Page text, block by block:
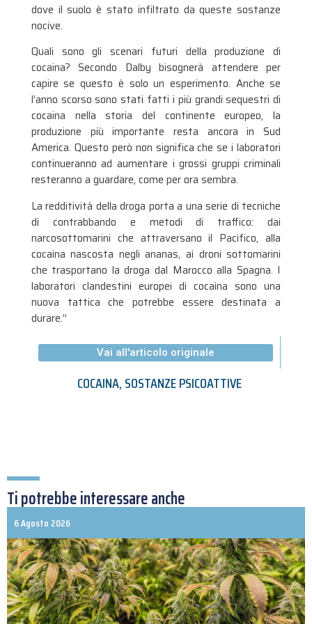
dove il suolo è stato infiltrato da queste sostanze
nocive.
Quali sono gli scenari futuri della produzione di
cocaina? Secondo Dalby bisognerà attendere per
capire se questo è solo un esperimento. Anche se
l’anno scorso sono stati fatti i più grandi sequestri di
cocaina nella storia del continente europeo, la
produzione più importante resta ancora in Sud
America. Questo però non significa che se i laboratori
continueranno ad aumentare i grossi gruppi criminali
resteranno a guardare, come per ora sembra.
La redditività della droga porta a una serie di tecniche
di contrabbando e metodi di traffico: dai
narcosottomarini che attraversano il Pacifico, alla
cocaina nascosta negli ananas, ai droni sottomarini
che trasportano la droga dal Marocco alla Spagna. I
laboratori clandestini europei di cocaina sono una
nuova tattica che potrebbe essere destinata a
durare.”
Vai all'articolo originale
COCAINA,SOSTANZE PSICOATTIVE
Ti potrebbe interessare anche
6 Agosto 2026